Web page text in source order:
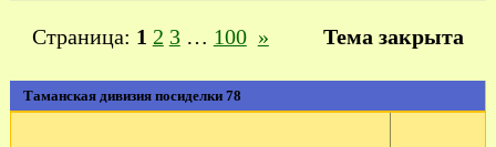
Таманская дивизия посиделки 78
Страница: 1 2 3 … 100 » Тема закрыта